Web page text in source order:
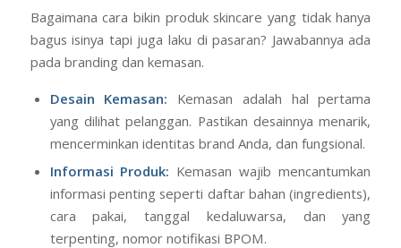
Bagaimana cara bikin produk skincare yang tidak hanya
bagus isinya tapi juga laku di pasaran? Jawabannya ada
pada branding dan kemasan.
Desain Kemasan: Kemasan adalah hal pertama
yang dilihat pelanggan. Pastikan desainnya menarik,
mencerminkan identitas brand Anda, dan fungsional.
Informasi Produk: Kemasan wajib mencantumkan
informasi penting seperti daftar bahan (ingredients),
cara pakai, tanggal kedaluwarsa, dan yang
terpenting, nomor notifikasi BPOM.